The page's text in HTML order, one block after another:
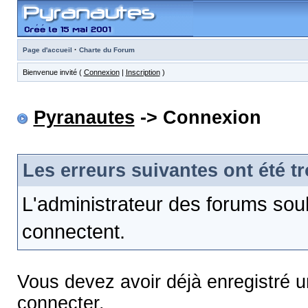
Page d'accueil · Charte du Forum
Bienvenue invité ( Connexion| Inscription)
Pyranautes -> Connexion
Les erreurs suivantes ont été
L'administrateur des forums
connectent.
Vous devez avoir déjà enregistré
connecter.